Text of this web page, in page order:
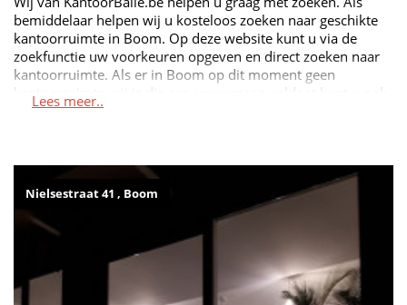
bemiddelaar helpen wij u kosteloos zoeken naar geschikte
kantoorruimte in Boom. Op deze website kunt u via de
zoekfunctie uw voorkeuren opgeven en direct zoeken naar
kantoorruimte. Als er in Boom op dit moment geen
kantoorruimte vrij is die aan uw wensen voldoet kunt u ook
gratis een zoekopdracht bij ons achterlaten. Wij nemen dan
Boom niet een ruimte beschikbaar is die aan uw wensen
Lees meer..
Nielsestraat 41 , Boom